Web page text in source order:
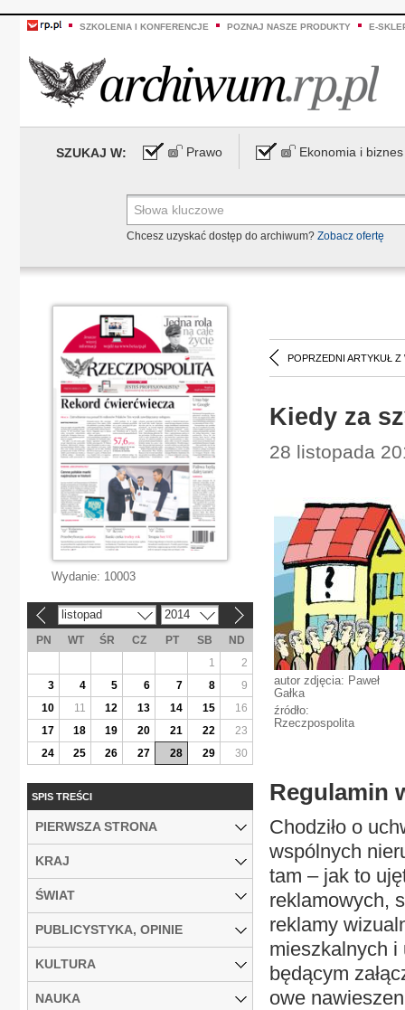
SZKOLENIA I KONFERENCJE POZNAJ NASZE PRODUKTY E-
SZUKAJ W: Prawo Ekonomia i biznes
Chcesz uzyskać dostęp do archiwum? Zobacz ofertę
POPRZEDNI ARTYKUŁ Z
Kiedy za
28 listopada
autor zdjęcia: Paweł
Gałka
źródło:
Rzeczpospolita
Regulamin
Chodziło o
wspólnych
tam – jak to
reklamowych,
reklamy
mieszkalnych i
będącym
owe
Wydanie: 10003
listopad 2014
PN WT ŚR CZ PT SB
ND
1
2
3
4 5 6 7 8
9
10
11 12 13 14 15
16
17
18 19 20 21 22
23
24
25 26 27 28 29 30
SPIS TREŚCI
PIERWSZA STRONA
KRAJ
ŚWIAT
PUBLICYSTYKA, OPINIE
KULTURA
NAUKA